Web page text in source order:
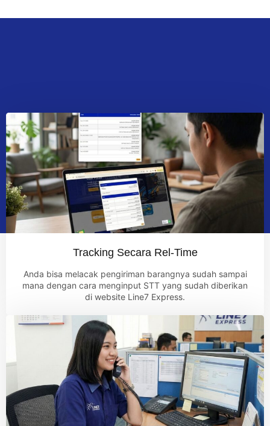
Tracking Secara Rel-Time
Anda bisa melacak pengiriman barangnya sudah sampai
mana dengan cara menginput STT yang sudah diberikan
di website Line7 Express.